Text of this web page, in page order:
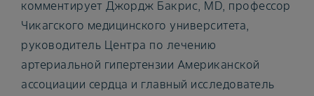
комментирует Джордж Бакрис, MD, профессор
Чикагского медицинского университета,
руководитель Центра по лечению
артериальной гипертензии Американской
ассоциации сердца и главный исследователь